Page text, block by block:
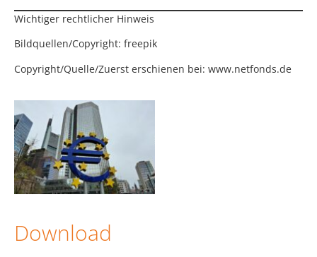
Wichtiger rechtlicher Hinweis
Bildquellen/Copyright: freepik
Copyright/Quelle/Zuerst erschienen bei: www.netfonds.de
Download